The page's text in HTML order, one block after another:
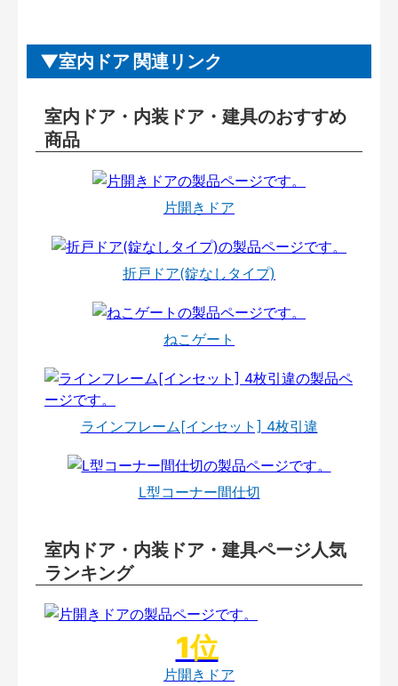
室内ドア 関連リンク
室内ドア・内装ドア・建具のおすすめ
商品
片開きドア
折戸ドア(錠なしタイプ)
ねこゲート
ラインフレーム[インセット] 4枚引違
L型コーナー間仕切
室内ドア・内装ドア・建具ページ人気
ランキング
片開きドア